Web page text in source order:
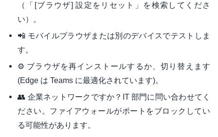
（「[ブラウザ] 設定をリセット」を検索してくださ
い）。
📲 モバイルブラウザまたは別のデバイスでテストしま
す。
⚙️ ブラウザを再インストールするか、切り替えます
(Edge は Teams に最適化されています)。
👥 企業ネットワークですか？IT 部門に問い合わせてく
ださい。ファイアウォールがポートをブロックしてい
る可能性があります。